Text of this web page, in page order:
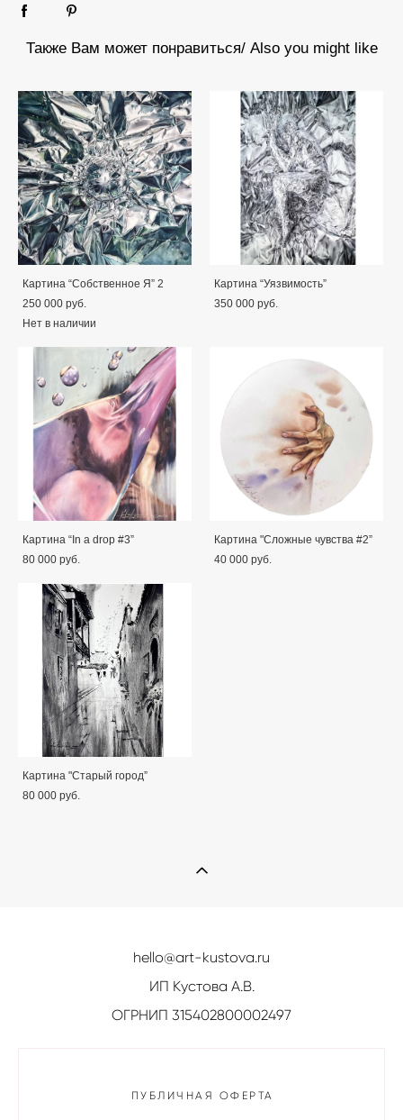
Также Вам может понравиться/ Also you might like
Картина “Собственное Я” 2
250 000 pуб.
Нет в наличии
Картина “Уязвимость”
350 000 pуб.
Картина “In a drop #3”
80 000 pуб.
Картина "Сложные чувства #2”
40 000 pуб.
Картина "Старый город”
80 000 pуб.
hello@art-kustova.ru
ИП Кустова А.В.
ОГРНИП 315402800002497
ПУБЛИЧНАЯ ОФЕРТА